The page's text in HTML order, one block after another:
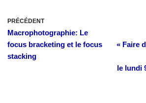
PRÉCÉDENT
Macrophotographie: Le
focus bracketing et le focus
stacking
« Faire
le lundi